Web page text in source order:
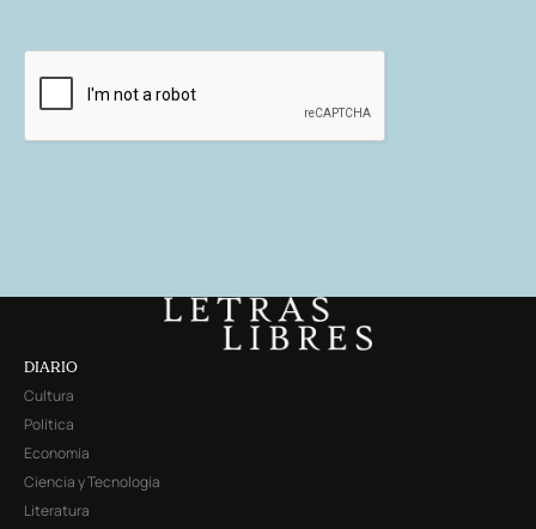
DIARIO
Cultura
Política
Economía
Ciencia y Tecnología
Literatura